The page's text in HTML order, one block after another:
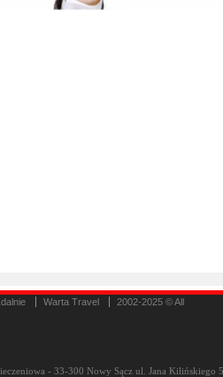
Warta Travel
2002-2025 © All
- 33-300 Nowy Sącz ul. Jana Kilińskiego